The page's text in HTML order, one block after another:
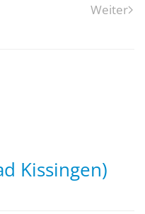
Weiter
Kissingen)